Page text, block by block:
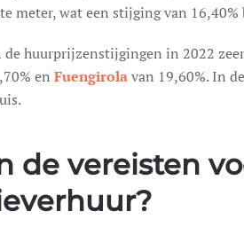
meter, wat een stijging van
huurprijzenstijgingen in 2022
en Fuengirolavan 19,60%. In
de vereisten